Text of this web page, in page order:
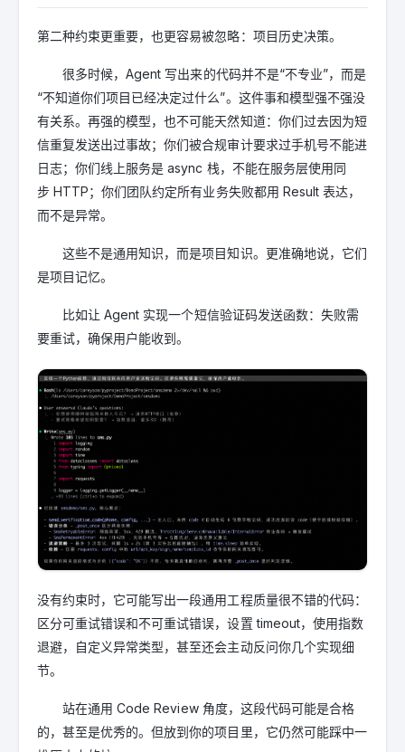
第二种约束更重要，也更容易被忽略：项目历史决策。
很多时候，Agent 写出来的代码并不是“不专业”，而是
“不知道你们项目已经决定过什么”。这件事和模型强不强没
有关系。再强的模型，也不可能天然知道：你们过去因为短
信重复发送出过事故；你们被合规审计要求过手机号不能进
日志；你们线上服务是 async 栈，不能在服务层使用同
步 HTTP；你们团队约定所有业务失败都用 Result 表达，
而不是异常。
这些不是通用知识，而是项目知识。更准确地说，它们
是项目记忆。
比如让 Agent 实现一个短信验证码发送函数：失败需
要重试，确保用户能收到。
没有约束时，它可能写出一段通用工程质量很不错的代码：
区分可重试错误和不可重试错误，设置 timeout，使用指数
退避，自定义异常类型，甚至还会主动反问你几个实现细
节。
站在通用 Code Review 角度，这段代码可能是合格
的，甚至是优秀的。但放到你的项目里，它仍然可能踩中一